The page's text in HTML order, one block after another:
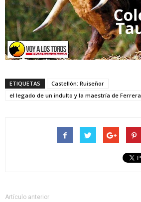
ETIQUETAS
Castellón: Ruiseñor
el legado de un indulto y la maestría de Ferrera
Artículo anterior